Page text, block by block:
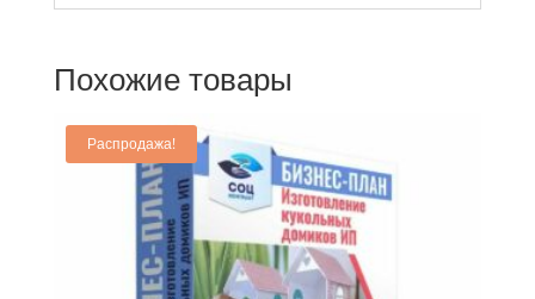
Похожие товары
Распродажа!